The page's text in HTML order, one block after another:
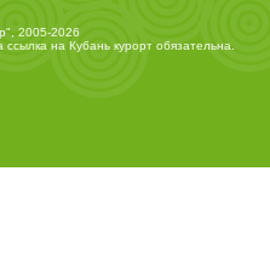
2005-2026
ссылка на Кубань курортобязательна.